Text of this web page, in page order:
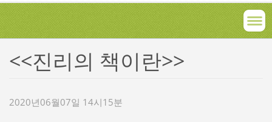
<<진리의 책이란>>
2020년06월07일 14시15분